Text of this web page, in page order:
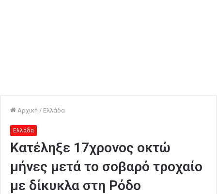
Αρχική / Ελλάδα
Ελλάδα
Κατέληξε 17χρονος οκτώ
μήνες μετά το σοβαρό τροχαίο
με δίκυκλα στη Ρόδο